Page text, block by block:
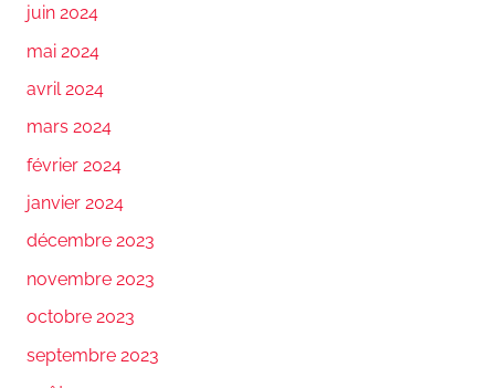
juin 2024
mai 2024
avril 2024
mars 2024
février 2024
janvier 2024
décembre 2023
novembre 2023
octobre 2023
septembre 2023